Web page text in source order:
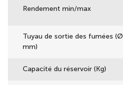
Rendement min/max
Tuyau de sortie des fumées (Ø
mm)
Capacité du réservoir (Kg)